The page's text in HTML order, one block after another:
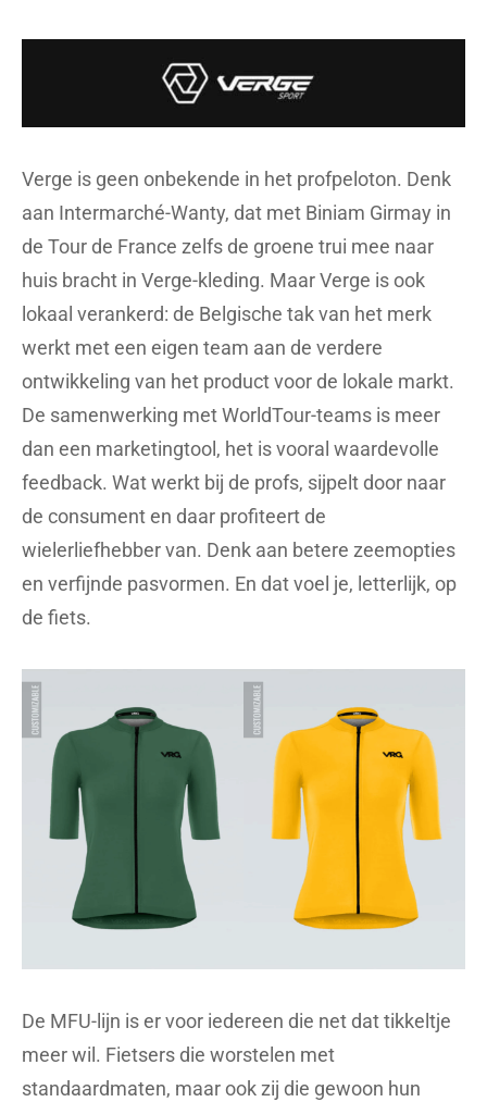
Verge is geen onbekende in het profpeloton. Denk
aan Intermarché-Wanty, dat met Biniam Girmay in
de Tour de France zelfs de groene trui mee naar
huis bracht in Verge-kleding. Maar Verge is ook
lokaal verankerd: de Belgische tak van het merk
werkt met een eigen team aan de verdere
ontwikkeling van het product voor de lokale markt.
De samenwerking met WorldTour-teams is meer
dan een marketingtool, het is vooral waardevolle
feedback. Wat werkt bij de profs, sijpelt door naar
de consument en daar profiteert de
wielerliefhebber van. Denk aan betere zeemopties
en verfijnde pasvormen. En dat voel je, letterlijk, op
de fiets.
De MFU-lijn is er voor iedereen die net dat tikkeltje
meer wil. Fietsers die worstelen met
standaardmaten, maar ook zij die gewoon hun